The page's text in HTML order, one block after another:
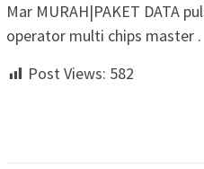
Mar MURAH|PAKET DATA
operator multi chips master .
Post Views: 582